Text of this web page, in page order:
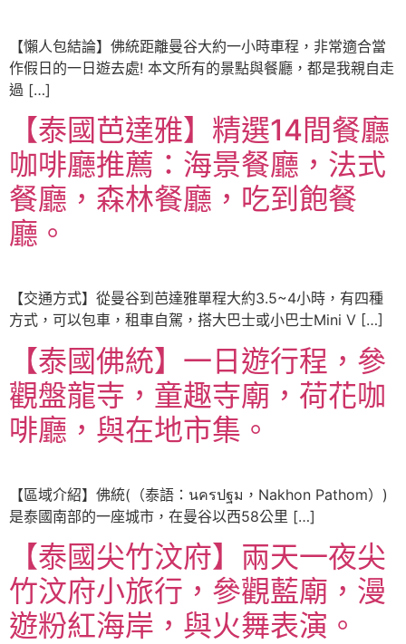
【懶人包結論】佛統距離曼谷大約一小時車程，非常適合當
作假日的一日遊去處! 本文所有的景點與餐廳，都是我親自走
過 […]
【泰國芭達雅】精選14間餐廳
咖啡廳推薦：海景餐廳，法式
餐廳，森林餐廳，吃到飽餐
廳。
【交通方式】從曼谷到芭達雅單程大約3.5~4小時，有四種
方式，可以包車，租車自駕，搭大巴士或小巴士Mini V […]
【泰國佛統】一日遊行程，參
觀盤龍寺，童趣寺廟，荷花咖
啡廳，與在地市集。
【區域介紹】佛統(（泰語：นครปฐม，Nakhon Pathom）)
是泰國南部的一座城市，在曼谷以西58公里 […]
【泰國尖竹汶府】兩天一夜尖
竹汶府小旅行，參觀藍廟，漫
遊粉紅海岸，與火舞表演。